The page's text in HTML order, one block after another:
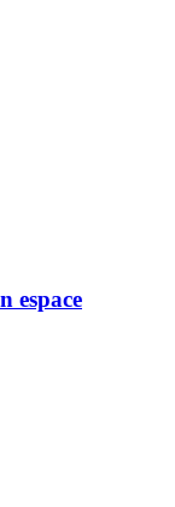
espace